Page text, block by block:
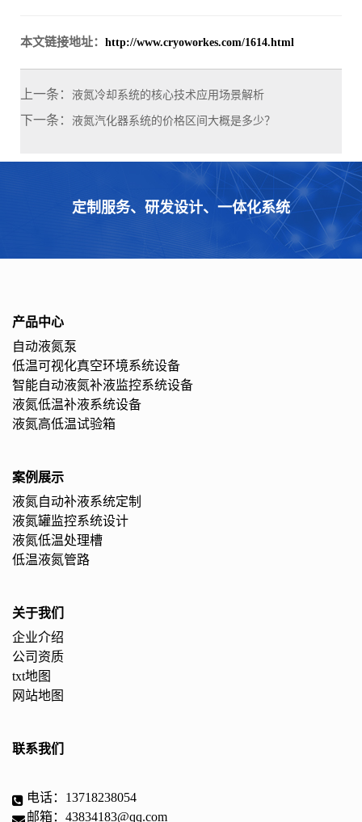
本文链接地址： http://www.cryoworkes.com/1614.html
上一条： 液氮冷却系统的核心技术应用场景解析
下一条： 液氮汽化器系统的价格区间大概是多少？
定制服务、研发设计、一体化系统
产品中心
自动液氮泵
低温可视化真空环境系统设备
智能自动液氮补液监控系统设备
液氮低温补液系统设备
液氮高低温试验箱
案例展示
液氮自动补液系统定制
液氮罐监控系统设计
液氮低温处理槽
低温液氮管路
关于我们
企业介绍
公司资质
txt地图
网站地图
联系我们
电话：13718238054
邮箱：43834183@qq.com